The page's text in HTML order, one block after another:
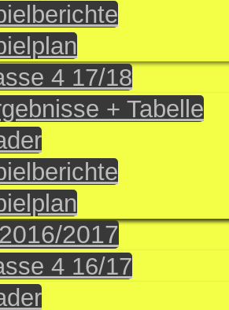
4 17/18
+ Tabelle
2017
4 16/17